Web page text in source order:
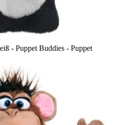
- Puppet Buddies - Puppet